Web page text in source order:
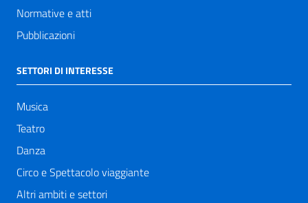
Normative e atti
Pubblicazioni
SETTORI DI INTERESSE
Musica
Teatro
Danza
Circo e Spettacolo viaggiante
Altri ambiti e settori